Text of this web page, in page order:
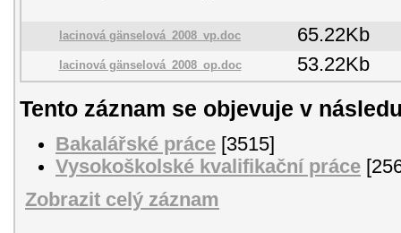
lacinová gänselová_2008_vp.doc 65.22Kb
lacinová gänselová_2008_op.doc 53.22Kb
Tento záznam se objevuje v
Bakalářské práce [3515]
Vysokoškolské kvalifikační práce
Zobrazit celý záznam